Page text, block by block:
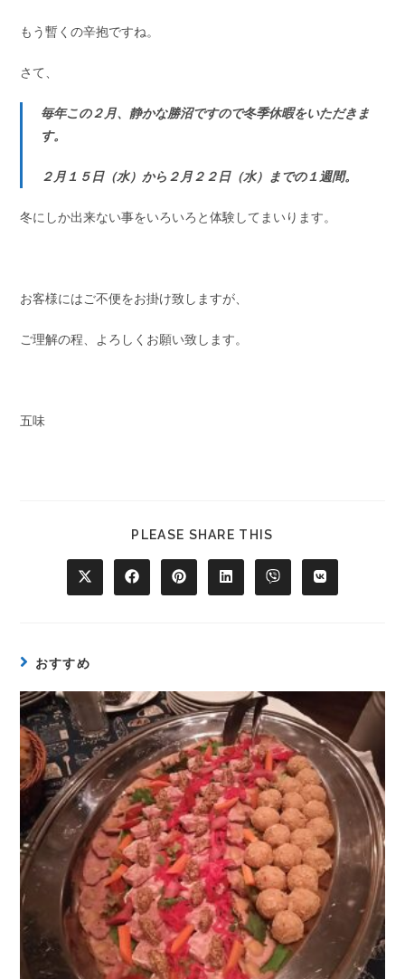
もう暫くの辛抱ですね。
さて、
毎年この２月、静かな勝沼ですので冬季休暇をいただきま
す。
２月１５日（水）から２月２２日（水）までの１週間。
冬にしか出来ない事をいろいろと体験してまいります。
お客様にはご不便をお掛け致しますが、
ご理解の程、よろしくお願い致します。
五味
PLEASE SHARE THIS
おすすめ